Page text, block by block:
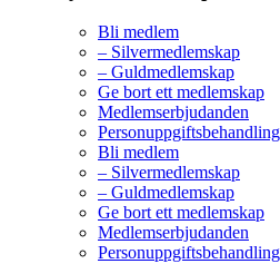
Bli medlem
– Silvermedlemskap
– Guldmedlemskap
Ge bort ett medlemskap
Medlemserbjudanden
Personuppgiftsbehandling
Bli medlem
– Silvermedlemskap
– Guldmedlemskap
Ge bort ett medlemskap
Medlemserbjudanden
Personuppgiftsbehandling